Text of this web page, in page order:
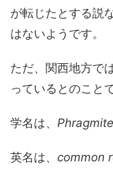
が転じたとする説
はないようです。
ただ、関西地方では
っているとのことで
学名は、
英名は、 common